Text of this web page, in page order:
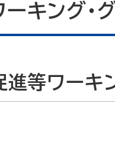
キング・
等ワーキ